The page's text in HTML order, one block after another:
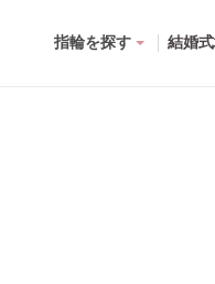
指輪を探す 結婚